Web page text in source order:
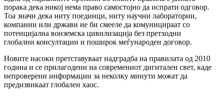
порака дека никој нема право самостојно да испрати одговор.
Тоа значи дека ниту поединци, ниту научни лаборатории,
компании или држави не би смееле да комуницираат со
потенцијална вонземска цивилизација без претходни
глобални консултации и поширок меѓународен договор.
Новите насоки претставуваат надградба на правилата од 2010
година и се прилагодени на современиот дигитален свет, каде
непроверени информации за неколку минути можат да
предизвикаат глобален хаос.